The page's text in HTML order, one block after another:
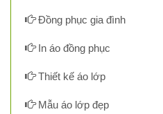
Đồng phục gia đình
In áo đồng phục
Thiết kế áo lớp
Mẫu áo lớp đẹp